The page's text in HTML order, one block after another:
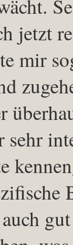
jetzt
mir
sehr